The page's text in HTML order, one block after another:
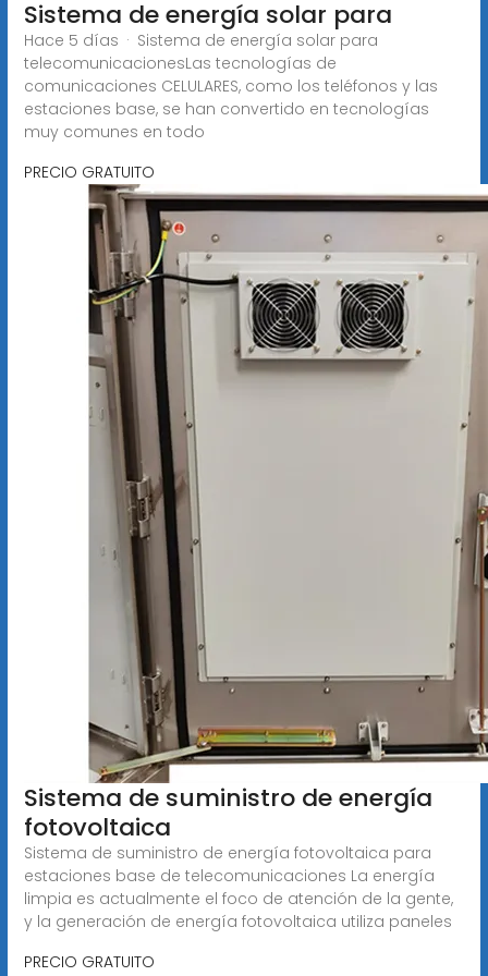
Sistema de energía solar para
Hace 5 días · Sistema de energía solar para
telecomunicacionesLas tecnologías de
comunicaciones CELULARES, como los teléfonos y las
estaciones base, se han convertido en tecnologías
muy comunes en todo
PRECIO GRATUITO
Sistema de suministro de energía
fotovoltaica
Sistema de suministro de energía fotovoltaica para
estaciones base de telecomunicaciones La energía
limpia es actualmente el foco de atención de la gente,
y la generación de energía fotovoltaica utiliza paneles
PRECIO GRATUITO